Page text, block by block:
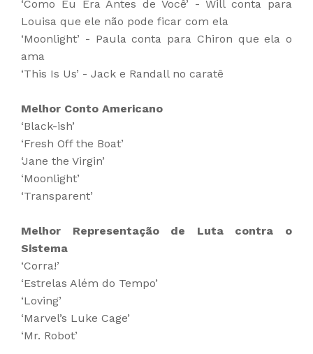
‘Como Eu Era Antes de Você’ - Will conta para
Louisa que ele não pode ficar com ela
‘Moonlight’ - Paula conta para Chiron que ela o
ama
‘This Is Us’ - Jack e Randall no caratê
Melhor Conto Americano
‘Black-ish’
‘Fresh Off the Boat’
‘Jane the Virgin’
‘Moonlight’
‘Transparent’
Melhor Representação de Luta contra o
Sistema
‘Corra!’
‘Estrelas Além do Tempo’
‘Loving’
‘Marvel’s Luke Cage’
‘Mr. Robot’